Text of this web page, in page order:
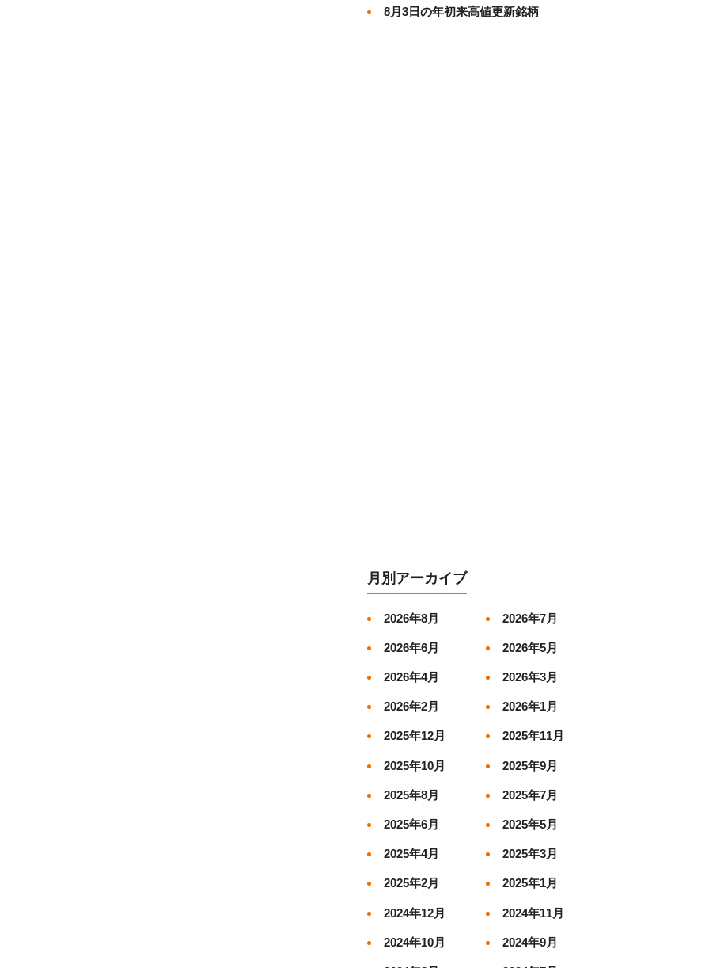
8月3日の年初来高値更新銘柄
月別アーカイブ
2026年8月 2026年7月
2026年6月 2026年5月
2026年4月 2026年3月
2026年2月 2026年1月
2025年12月 2025年11月
2025年10月 2025年9月
2025年8月 2025年7月
2025年6月 2025年5月
2025年4月 2025年3月
2025年2月 2025年1月
2024年12月 2024年11月
2024年10月 2024年9月